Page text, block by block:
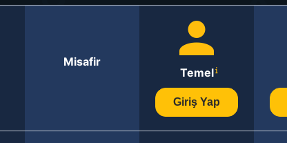
Misafir
Temel
Giriş Yap